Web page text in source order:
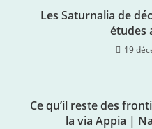
Les Saturnalia de
études
19
Ce qu’il reste des
la via Appia |